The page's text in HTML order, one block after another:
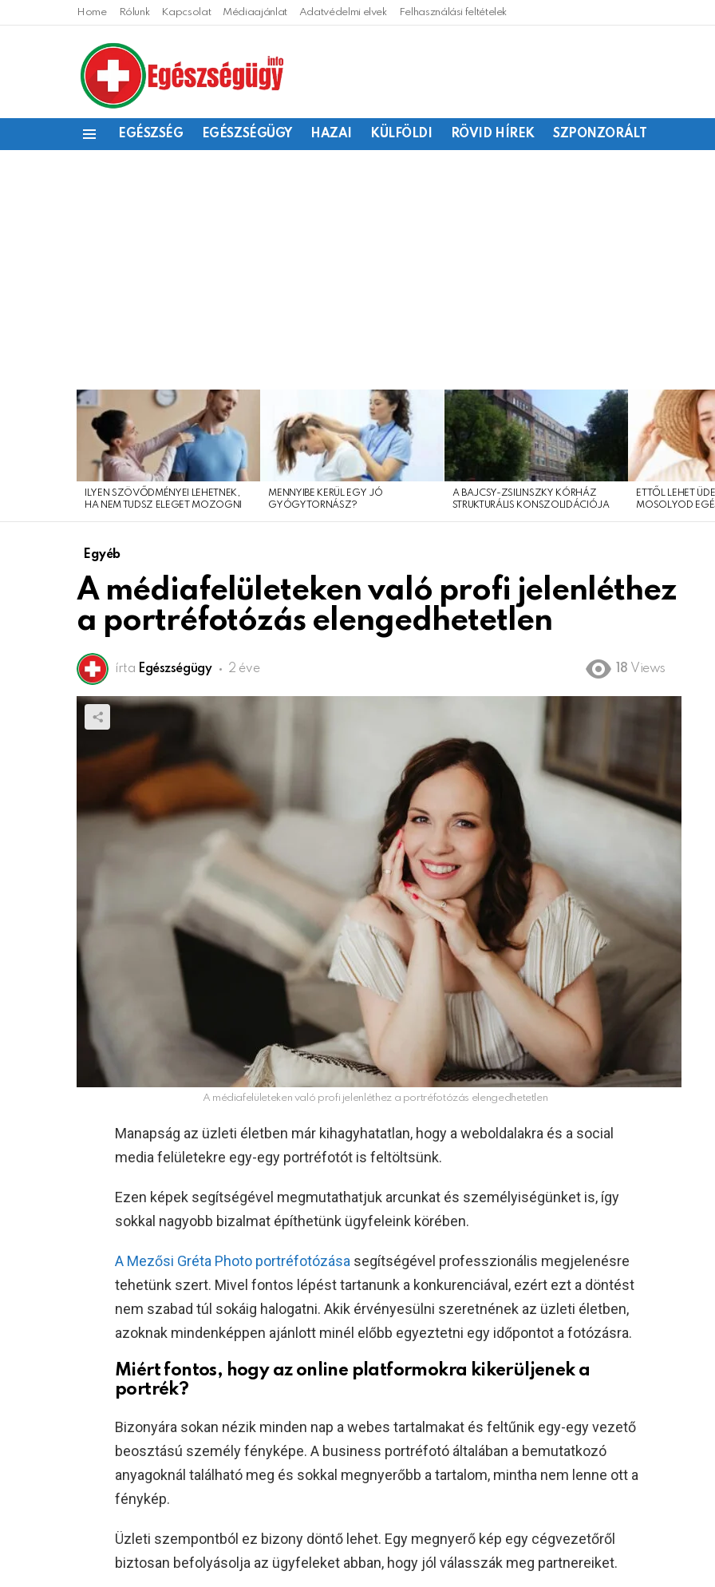
Home Rólunk Kapcsolat Médiaajánlat Adatvédelmi elvek Felhasználási feltételek
EGÉSZSÉG EGÉSZSÉGÜGY HAZAI KÜLFÖLDI RÖVID HÍREK SZPONZORÁLT
LEGFRISSEBB
CIKKEINK
ILYEN SZÖVŐDMÉNYEI LEHETNEK,
HA NEM TUDSZ ELEGET MOZOGNI
MENNYIBE KERÜL EGY JÓ
GYÓGYTORNÁSZ?
A BAJCSY-ZSILINSZKY KÓRHÁZ
STRUKTURÁLIS KONSZOLIDÁCIÓJA
ETTŐL LEHET
MOSOLYOD
Egyéb
A médiafelületeken való profi jelenléthez
a portréfotózás elengedhetetlen
írta Egészségügy 2 éve 18 Views
A médiafelületeken való profi jelenléthez a portréfotózás elengedhetetlen
Manapság az üzleti életben már kihagyhatatlan, hogy a weboldalakra és a social
media felületekre egy-egy portréfotót is feltöltsünk.
Ezen képek segítségével megmutathatjuk arcunkat és személyiségünket is, így
sokkal nagyobb bizalmat építhetünk ügyfeleink körében.
A Mezősi Gréta Photo portréfotózása segítségével professzionális megjelenésre
tehetünk szert. Mivel fontos lépést tartanunk a konkurenciával, ezért ezt a döntést
nem szabad túl sokáig halogatni. Akik érvényesülni szeretnének az üzleti életben,
azoknak mindenképpen ajánlott minél előbb egyeztetni egy időpontot a fotózásra.
Miért fontos, hogy az online platformokra kikerüljenek a
portrék?
Bizonyára sokan nézik minden nap a webes tartalmakat és feltűnik egy-egy vezető
beosztású személy fényképe. A business portréfotó általában a bemutatkozó
anyagoknál található meg és sokkal megnyerőbb a tartalom, mintha nem lenne ott a
fénykép.
Üzleti szempontból ez bizony döntő lehet. Egy megnyerő kép egy cégvezetőről
biztosan befolyásolja az ügyfeleket abban, hogy jól válasszák meg partnereiket.